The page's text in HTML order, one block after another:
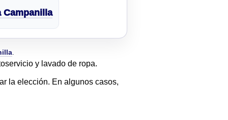
Campanilla
.
y lavado de ropa.
la elección. En algunos casos,